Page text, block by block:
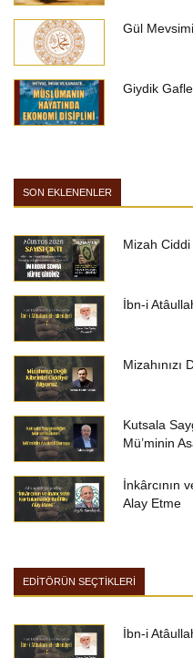
Gül
Giydik
SON EKLENENLER
Mizah
İbn-i
Mizahınızı
Kutsala
Mü’minin
İnkârcının
Alay Etme
EDİTÖRÜN SEÇTİKLERİ
İbn-i